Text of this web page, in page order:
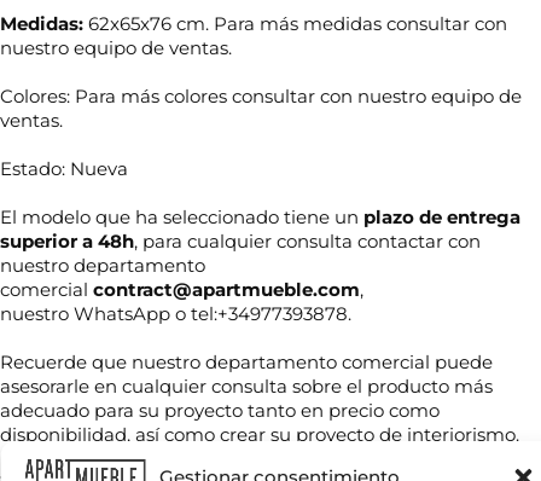
Medidas: 62x65x76 cm. Para más medidas consultar con
nuestro equipo de ventas.
Colores: Para más colores consultar con nuestro equipo de
ventas.
Estado: Nueva
El modelo que ha seleccionado tiene un plazo de entrega
superior a 48h, para cualquier consulta contactar con
nuestro departamento
comercial contract@apartmueble.com,
nuestro WhatsApp o tel:+34977393878.
Recuerde que nuestro departamento comercial puede
asesorarle en cualquier consulta sobre el producto más
adecuado para su proyecto tanto en precio como
disponibilidad, así como crear su proyecto de interiorismo.
i
n
f
o
N
o
m
r
e
*
T
e
l
é
o
C